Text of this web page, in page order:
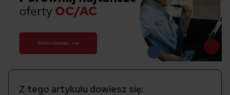
Z tego artykułu dowiesz się: